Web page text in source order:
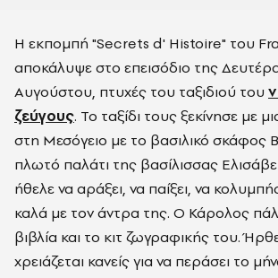
Η εκπομπή "Secrets d' Histoire" του
αποκάλυψε στο επεισόδιο της
Αυγούστου, πτυχές του ταξιδιού του
ζεύγους. Το ταξίδι τους ξεκίνησε με
στη Μεσόγειο με το βασιλικό σκάφος
πλωτό παλάτι της βασίλισσας
ήθελε να αράξει, να παίξει, να
καλά με τον άντρα της. Ο Κάρολος
βιβλία και το κιτ ζωγραφικής του.
χρειάζεται κανείς για να περάσει το